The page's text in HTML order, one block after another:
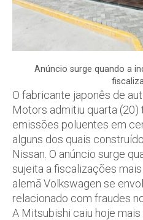
Anúncio surge quando a
O fabricante japonês de
Motors admitiu quarta
emissões poluentes em
alguns dos quais
Nissan. O anúncio surge
sujeita a fiscalizações
alemã Volkswagen se
relacionado com fraudes
A Mitsubishi caiu hoje